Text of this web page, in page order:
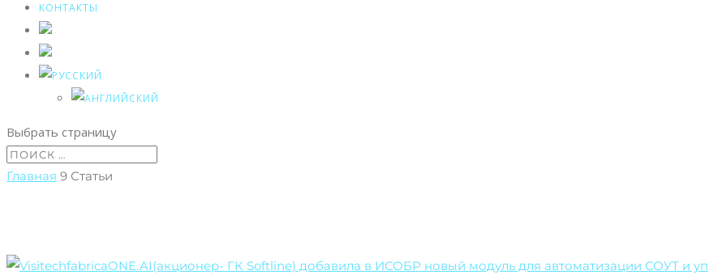
КОНТАКТЫ
Выбрать страницу
Главная 9 Статьи